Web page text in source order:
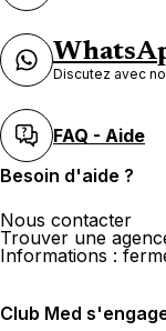
Discutez avec
FAQ - Aide
Besoin d'aide ?
Nous contacter
Trouver une
Informations :
Club Med